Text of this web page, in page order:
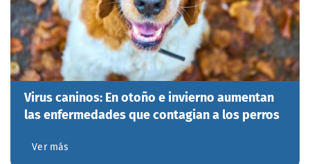
Virus caninos: En otoño e invierno aumentan
las enfermedades que contagian a los perros
Ver más